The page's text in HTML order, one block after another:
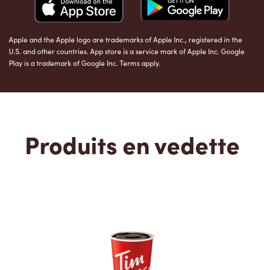
Apple and the Apple logo are trademarks of Apple Inc., registered in the
U.S. and other countries. App store is a service mark of Apple Inc. Google
Play is a trademark of Google Inc. Terms apply.
Produits en vedette